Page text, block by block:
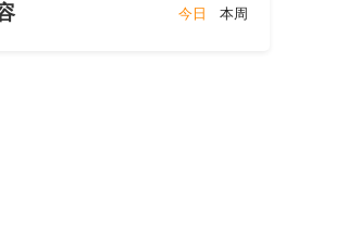
今日 本周